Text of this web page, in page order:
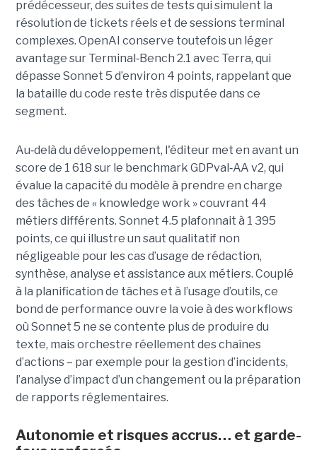
prédécesseur, des suites de tests qui simulent la
résolution de tickets réels et de sessions terminal
complexes. OpenAI conserve toutefois un léger
avantage sur Terminal ‑Bench 2.1 avec Terra, qui
dépasse Sonnet 5 d’environ 4 points, rappelant que
la bataille du code reste très disputée dans ce
segment.
Au‑delà du développement, l'éditeur met en avant un
score de 1 618 sur le benchmark GDPval ‑AA v2, qui
évalue la capacité du modèle à prendre en charge
des tâches de « knowledge work » couvrant 44
métiers différents. Sonnet 4.5 plafonnait à 1 395
points, ce qui illustre un saut qualitatif non
négligeable pour les cas d’usage de rédaction,
synthèse, analyse et assistance aux métiers. Couplé
à la planification de tâches et à l’usage d’outils, ce
bond de performance ouvre la voie à des workflows
où Sonnet 5 ne se contente plus de produire du
texte, mais orchestre réellement des chaînes
d’actions – par exemple pour la gestion d’incidents,
l’analyse d’impact d’un changement ou la préparation
de rapports réglementaires.
Autonomie et risques accrus… et garde-